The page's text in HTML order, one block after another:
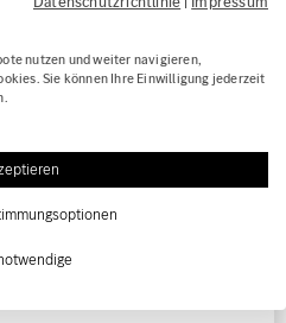
Elektro
Geländewagen / SUV
kWh/100km
entladener Batterie: A
nutzen und weiter navigieren,
Sie können Ihre Einwilligung jederzeit